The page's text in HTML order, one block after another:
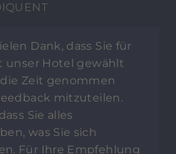
Dank, dass Sie für
unser Hotel gewählt
Zeit genommen
mitzuteilen.
Sie alles
was Sie sich
Für Ihre Empfehlung